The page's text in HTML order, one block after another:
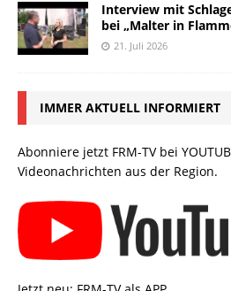
Interview mit
bei „Malter in
21. Juli 2026
IMMER AKTUELL INFORMIERT
Abonniere jetzt FRM-TV bei
Videonachrichten aus der Region.